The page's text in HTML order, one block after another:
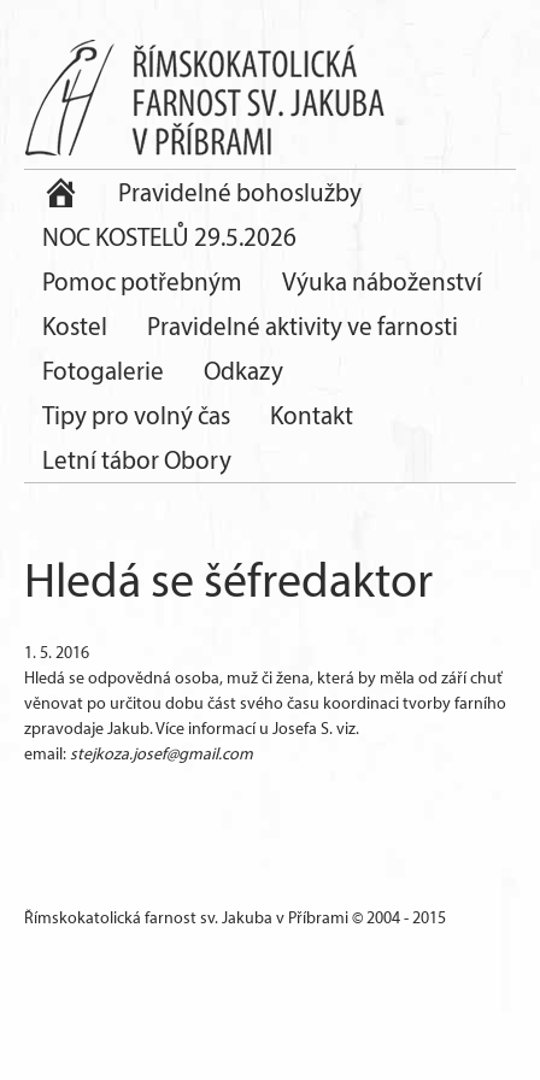
Pravidelné bohoslužby
NOC KOSTELŮ 29.5.2026
Pomoc potřebným
Výuka náboženství
Kostel
Pravidelné aktivity ve farnosti
Fotogalerie
Odkazy
Tipy pro volný čas
Kontakt
Letní tábor Obory
Hledá se šéfredaktor
1. 5. 2016
Hledá se odpovědná osoba, muž či žena, která by měla od září chuť
věnovat po určitou dobu část svého času koordinaci tvorby farního
zpravodaje Jakub. Více informací u Josefa S. viz.
email:stejkoza.josef@gmail.com
Římskokatolická farnost sv. Jakuba v Příbrami © 2004 - 2015